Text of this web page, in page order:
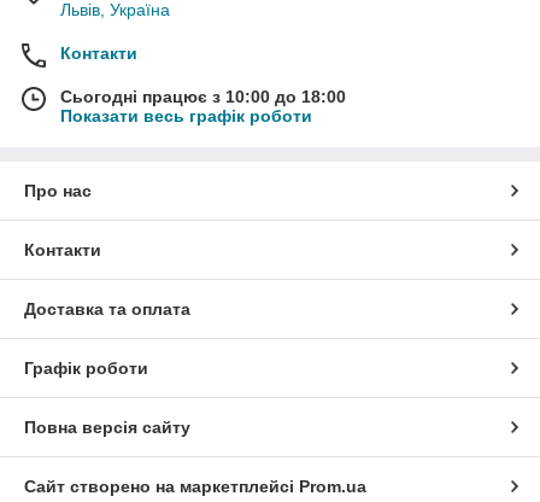
Львів, Україна
Контакти
Сьогодні працює з 10:00 до 18:00
Показати весь графік роботи
Про нас
Контакти
Доставка та оплата
Графік роботи
Повна версія сайту
Сайт створено на маркетплейсі Prom.ua